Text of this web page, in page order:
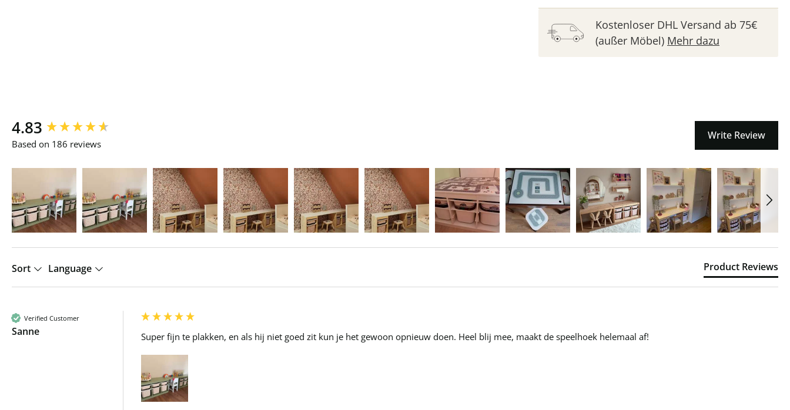
Kostenloser DHL Versand ab 75€
(außer Möbel) Mehr dazu
4.83
Based on 186 reviews
Write Review
Sort Language Product Reviews
Verified Customer
Sanne Super fijn te plakken, en als hij niet goed zit kun je het gewoon opnieuw doen. Heel blij mee, maakt de speelhoek helemaal af!
New content loaded